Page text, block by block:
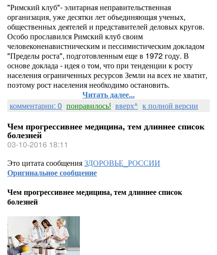
"Римский клуб"- элитарная неправительственная
организация, уже десятки лет объединяющая ученых,
общественных деятелей и представителей деловых кругов.
Особо прославился Римский клуб своим
человеконенавистническим и пессимистическим докладом
"Пределы роста", подготовленным еще в 1972 году. В
основе доклада - идея о том, что при тенденции к росту
населения ограниченных ресурсов Земли на всех не хватит,
поэтому рост населения необходимо остановить.
Читать далее...
комментарии: 0 понравилось! вверх^ к полной версии
Чем прогрессивнее медицина, тем длиннее список
болезней
03-10-2016 18:11
Это цитата сообщенияЗДОРОВЬЕ_РОССИИ
Оригинальное сообщение
Чем прогрессивнее медицина, тем длиннее список
болезней